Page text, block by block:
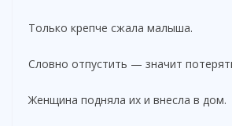
Только крепче сжала малыша.
Словно отпустить — значит
Женщина подняла их и внесла в дом.